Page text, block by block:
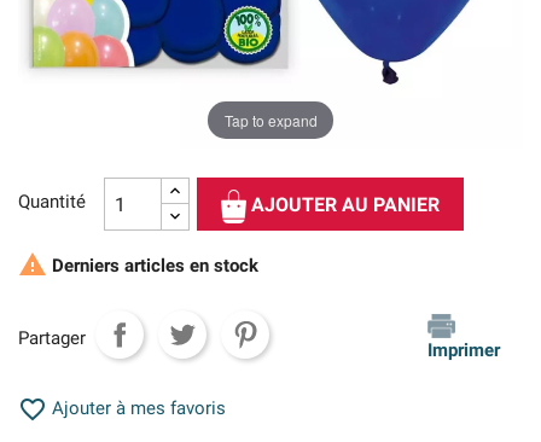
Tap to expand
Quantité AJOUTER AU PANIER
 Derniers articles en stock
Partager
Imprimer
 Ajouter à mes favoris